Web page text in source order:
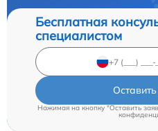
Бесплатная
специалистом
Нажимая на кнопку "Оставить